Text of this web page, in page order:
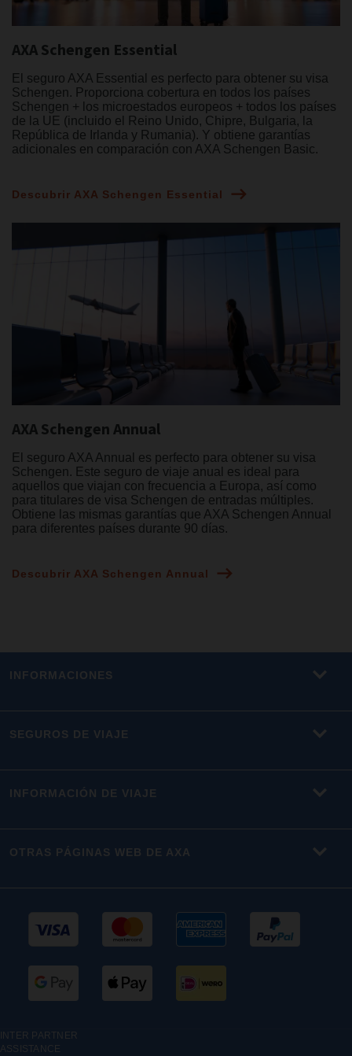
AXA Schengen Essential
El seguro AXA Essential es perfecto para obtener su visa
Schengen. Proporciona cobertura en todos los países
Schengen + los microestados europeos + todos los países
de la UE (incluido el Reino Unido, Chipre, Bulgaria, la
República de Irlanda y Rumania). Y obtiene garantías
adicionales en comparación con AXA Schengen Basic.
Descubrir AXA Schengen Essential
AXA Schengen Annual
El seguro AXA Annual es perfecto para obtener su visa
Schengen. Este seguro de viaje anual es ideal para
aquellos que viajan con frecuencia a Europa, así como
para titulares de visa Schengen de entradas múltiples.
Obtiene las mismas garantías que AXA Schengen Annual
para diferentes países durante 90 días.
Descubrir AXA Schengen Annual
INFORMACIONES
SEGUROS DE VIAJE
INFORMACIÓN DE VIAJE
OTRAS PÁGINAS WEB DE AXA
INTER PARTNER
ASSISTANCE